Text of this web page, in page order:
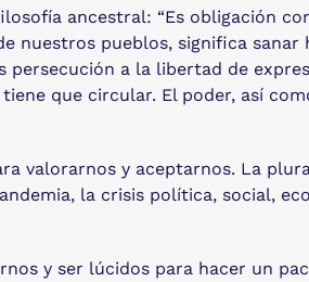
ancestral: “Es obligación
nuestros pueblos, significa sanar
a la libertad de
que circular. El poder, así
valorarnos y aceptarnos. La
la crisis política, social,
y ser lúcidos para hacer un